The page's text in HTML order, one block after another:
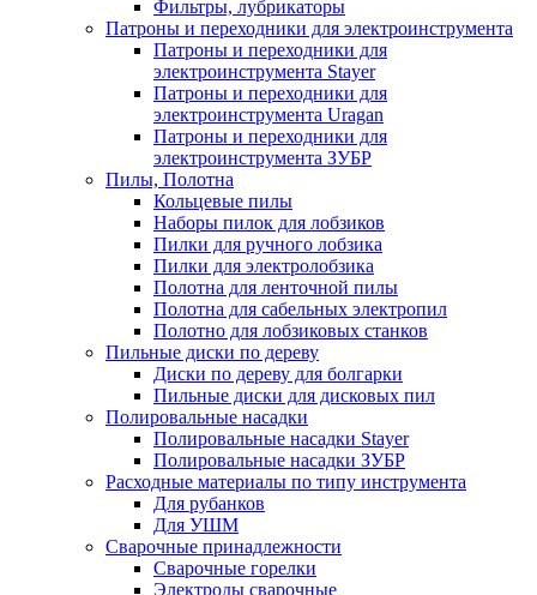
Фильтры, лубрикаторы
Патроны и переходники для электроинструмента
Патроны и переходники для
электроинструмента Stayer
Патроны и переходники для
электроинструмента Uragan
Патроны и переходники для
электроинструмента ЗУБР
Пилы, Полотна
Кольцевые пилы
Наборы пилок для лобзиков
Пилки для ручного лобзика
Пилки для электролобзика
Полотна для ленточной пилы
Полотна для сабельных электропил
Полотно для лобзиковых станков
Пильные диски по дереву
Диски по дереву для болгарки
Пильные диски для дисковых пил
Полировальные насадки
Полировальные насадки Stayer
Полировальные насадки ЗУБР
Расходные материалы по типу инструмента
Для рубанков
Для УШМ
Сварочные принадлежности
Сварочные горелки
Электроды сварочные